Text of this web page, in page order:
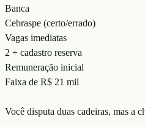
Banca
Cebraspe (certo/errado)
Vagas imediatas
2 + cadastro reserva
Remuneração inicial
Faixa de R$ 21 mil
Você disputa duas cadeiras, mas a